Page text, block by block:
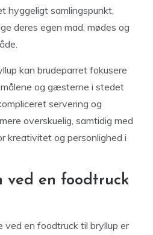
hyggeligt samlingspunkt,
deres egen mad, mødes og
kan brudeparret fokusere
og gæsterne i stedet
servering og
overskuelig, samtidig med
kreativitet og personlighed i
ved en foodtruck
ved en foodtruck til bryllup er